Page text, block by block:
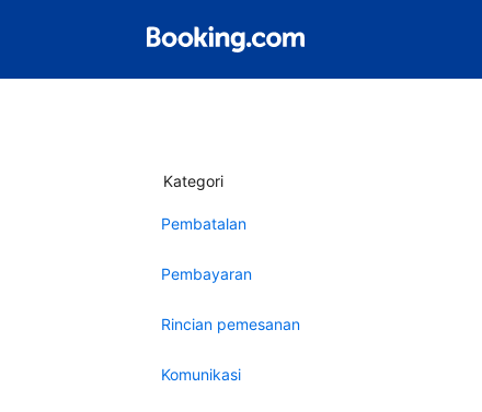
Kategori
Pembatalan
Pembayaran
Rincian pemesanan
Komunikasi